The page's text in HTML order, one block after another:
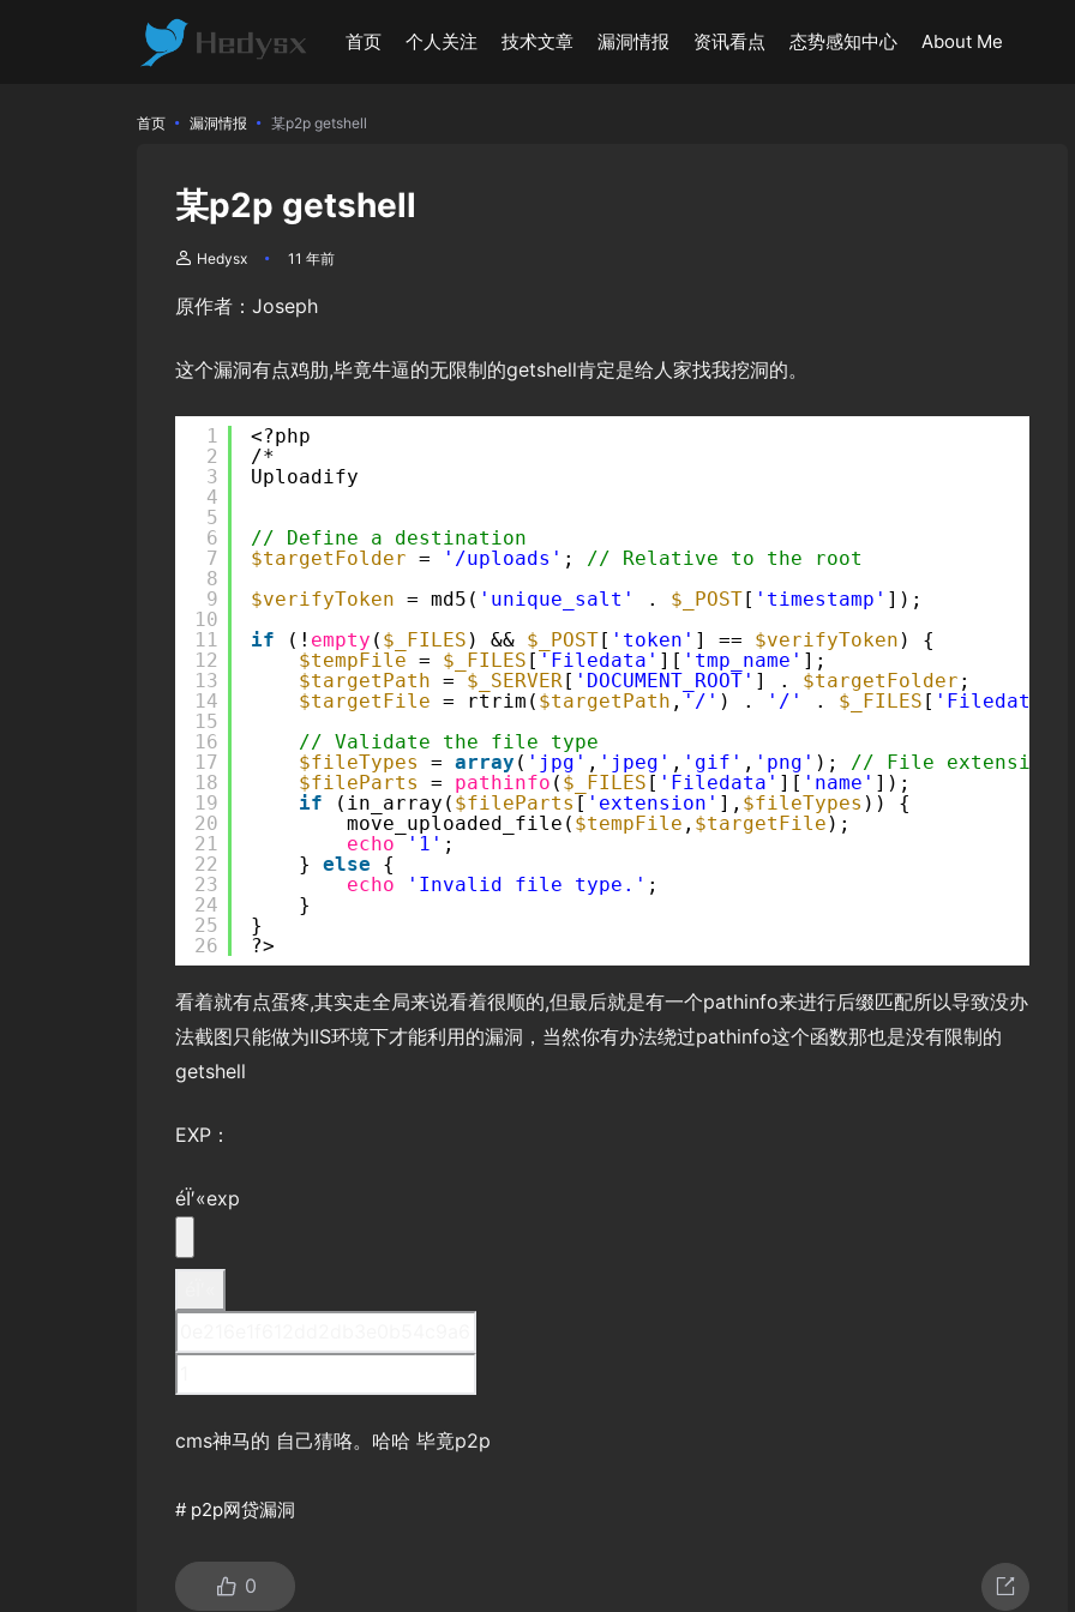
首页 个人关注 技术文章 漏洞情报 资讯看点 态势感知中心 About Me
首页 漏洞情报 某p2p getshell
某p2p getshell
Hedysx 11 年前
原作者：Joseph
这个漏洞有点鸡肋,毕竟牛逼的无限制的getshell肯定是给人家找我挖洞的。
1
2
3
4
5
6
7
8
9
10
11
12
13
14
15
16
17
18
19
20
21
22
23
24
25
26
<?php
/*
Uploadify
// Define a destination
$targetFolder = '/uploads' ; // Relative to the root
$verifyToken = md5( 'unique_salt' . $_POST[ 'timestamp' ]);
if
(! empty ( $_FILES ) && $_POST[ 'token' ] == $verifyToken ) {
$tempFile = $_FILES [ 'Filedata' ][ 'tmp_name' ];
$targetPath = $_SERVER[ 'DOCUMENT_ROOT' ] . $targetFolder ;
$targetFile = rtrim( $targetPath , '/' ) . '/' . $_FILES [ 'Filedata'
// Validate the file type
$fileTypes
= array ( 'jpg' , 'jpeg' , 'gif' , 'png' ); // File extensions
$fileParts
= pathinfo ( $_FILES [ 'Filedata' ][ 'name' ]);
if
(in_array( $fileParts [ 'extension' ], $fileTypes )) {
move_uploaded_file( $tempFile , $targetFile );
echo
'1' ;
} else
{
echo
'Invalid file type.' ;
}
}
?>
看着就有点蛋疼,其实走全局来说看着很顺的,但最后就是有一个pathinfo来进行后缀匹配所以导致没办
法截图只能做为IIS环境下才能利用的漏洞，当然你有办法绕过pathinfo这个函数那也是没有限制的
getshell
EXP：
éÏ′«exp
cms神马的 自己猜咯。哈哈 毕竟p2p
# p2p网贷漏洞
0